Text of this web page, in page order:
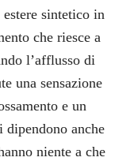
sintetico in
che riesce a
l’afflusso di
una sensazione
e un
anche
niente a che